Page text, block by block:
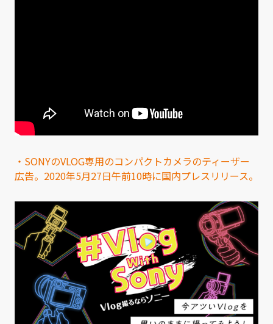
・SONYのVLOG専用のコンパクトカメラのティーザー
広告。2020年5月27日午前10時に国内プレスリリース。